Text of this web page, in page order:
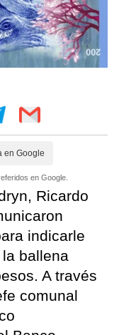
en Google
en Google.
Ricardo
indicarle
ballena
A través
comunal